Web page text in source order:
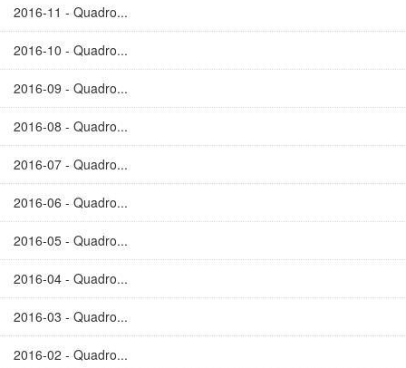
2016-11 - Quadro...
2016-10 - Quadro...
2016-09 - Quadro...
2016-08 - Quadro...
2016-07 - Quadro...
2016-06 - Quadro...
2016-05 - Quadro...
2016-04 - Quadro...
2016-03 - Quadro...
2016-02 - Quadro...